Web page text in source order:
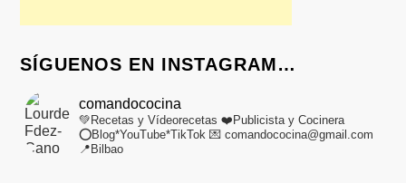
SÍGUENOS EN INSTAGRAM…
comandococina
💚Recetas y Vídeorecetas ❤️Publicista y Cocinera
⭕Blog*YouTube*TikTok 💌 comandococina@gmail.com
📍Bilbao